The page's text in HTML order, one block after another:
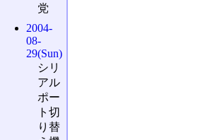
党
2004-
08-
29(Sun)
シリ
アル
ポー
ト切
り替